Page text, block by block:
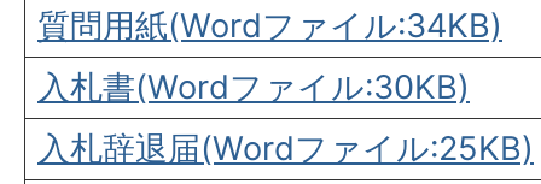
質問用紙(Wordファイル:34KB)
入札書(Wordファイル:30KB)
入札辞退届(Wordファイル:25KB)